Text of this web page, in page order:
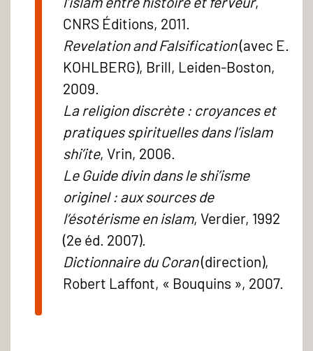
CNRS Éditions, 2011.
Revelation and Falsification(avec E.
KOHLBERG), Brill, Leiden-Boston,
2009.
La religion discrète : croyances et
pratiques spirituelles dans l’islam
shi’ite, Vrin, 2006.
Le Guide divin dans le shi’isme
originel : aux sources de
l’ésotérisme en islam, Verdier, 1992
(2e éd. 2007).
Dictionnaire du Coran(direction),
Robert Laffont, « Bouquins », 2007.